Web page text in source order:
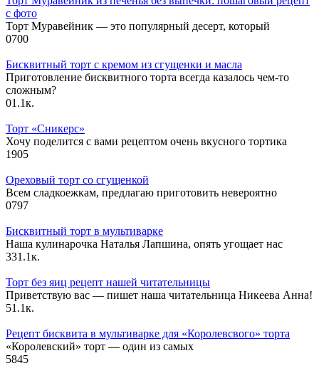
с фото
Торт Муравейник — это популярный десерт, который
0700
Бисквитный торт с кремом из сгущенки и масла
Приготовление бисквитного торта всегда казалось чем-то
сложным?
01.1к.
Торт «Сникерс»
Хочу поделится с вами рецептом очень вкусного тортика
1905
Ореховый торт со сгущенкой
Всем сладкоежкам, предлагаю приготовить невероятно
0797
Бисквитный торт в мультиварке
Наша кулинарочка Наталья Лапшина, опять угощает нас
331.1к.
Торт без яиц рецепт нашей читательницы
Приветствую вас — пишет наша читательница Никеева Анна!
51.1к.
Рецепт бисквита в мультиварке для «Королевсвого» торта
«Королевский» торт — один из самых
5845